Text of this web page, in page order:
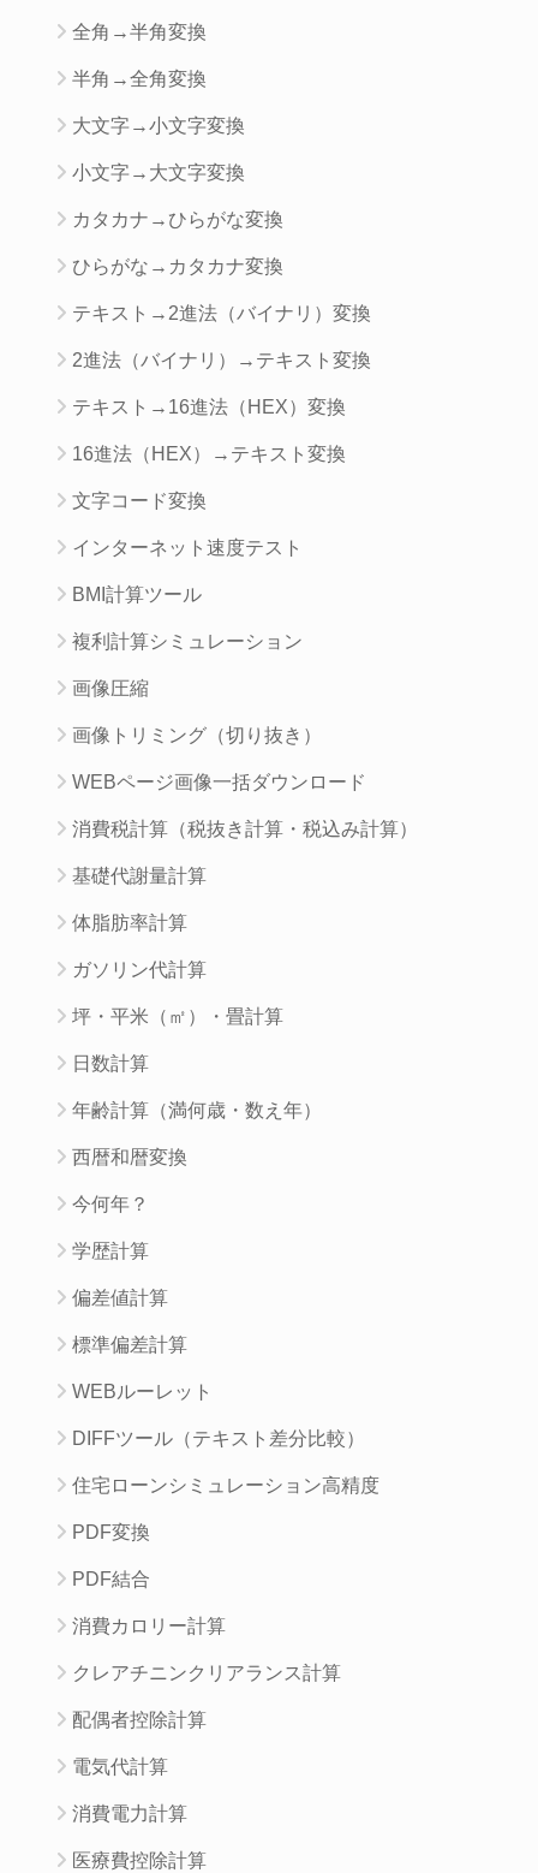
全角→半角変換
半角→全角変換
大文字→小文字変換
小文字→大文字変換
カタカナ→ひらがな変換
ひらがな→カタカナ変換
テキスト→2進法（バイナリ）変換
2進法（バイナリ）→テキスト変換
テキスト→16進法（HEX）変換
16進法（HEX）→テキスト変換
文字コード変換
インターネット速度テスト
BMI計算ツール
複利計算シミュレーション
画像圧縮
画像トリミング（切り抜き）
WEBページ画像一括ダウンロード
消費税計算（税抜き計算・税込み計算）
基礎代謝量計算
体脂肪率計算
ガソリン代計算
坪・平米（㎡）・畳計算
日数計算
年齢計算（満何歳・数え年）
西暦和暦変換
今何年？
学歴計算
偏差値計算
標準偏差計算
WEBルーレット
DIFFツール（テキスト差分比較）
住宅ローンシミュレーション高精度
PDF変換
PDF結合
消費カロリー計算
クレアチニンクリアランス計算
配偶者控除計算
電気代計算
消費電力計算
医療費控除計算